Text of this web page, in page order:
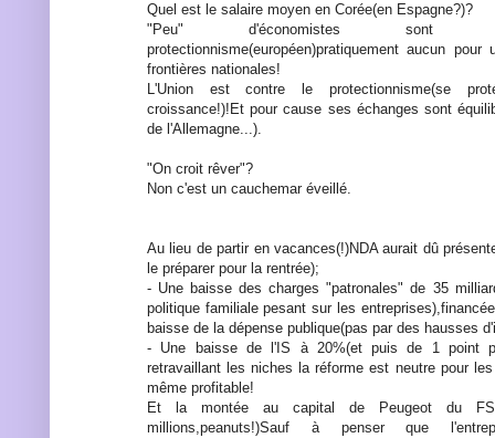
Quel est le salaire moyen en Corée(en Espagne?)?
"Peu" d'économistes sont
protectionnisme(européen)pratiquement aucun
frontières nationales!
L'Union est contre le protectionnisme(se
croissance!)!Et pour cause ses échanges sont
de l'Allemagne...).
"On croit rêver"?
Non c'est un cauchemar éveillé.
Au lieu de partir en vacances(!)NDA aurait dû
le préparer pour la rentrée);
- Une baisse des charges "patronales" de 35
politique familiale pesant sur les
baisse de la dépense publique(pas par des hausses
- Une baisse de l'IS à 20%(et puis de 1 point
retravaillant les niches la réforme est neutre pour
même profitable!
Et la montée au capital de Peugeot du
millions,peanuts!)Sauf à penser que